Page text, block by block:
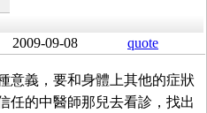
2009-09-08 quote
意義，要和身體上其他的症狀
任的中醫師那兒去看診，找出